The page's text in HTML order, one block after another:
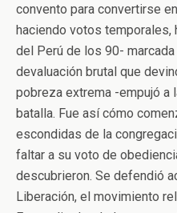
convento para convertirse
haciendo votos
del Perú de los 90-
devaluación brutal que
pobreza extrema -empujó a
batalla. Fue así cómo
escondidas de la
faltar a su voto de
descubrieron. Se defendió
Liberación, el movimiento